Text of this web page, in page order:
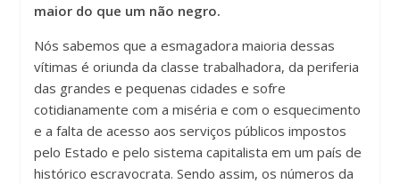
maior do que um não negro.
Nós sabemos que a esmagadora maioria dessas
vítimas é oriunda da classe trabalhadora, da periferia
das grandes e pequenas cidades e sofre
cotidianamente com a miséria e com o esquecimento
e a falta de acesso aos serviços públicos impostos
pelo Estado e pelo sistema capitalista em um país de
histórico escravocrata. Sendo assim, os números da